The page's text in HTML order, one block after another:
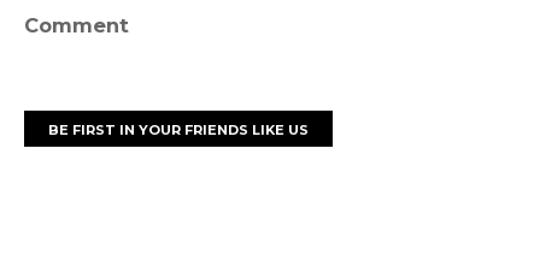
Comment
BE FIRST IN YOUR FRIENDS LIKE US